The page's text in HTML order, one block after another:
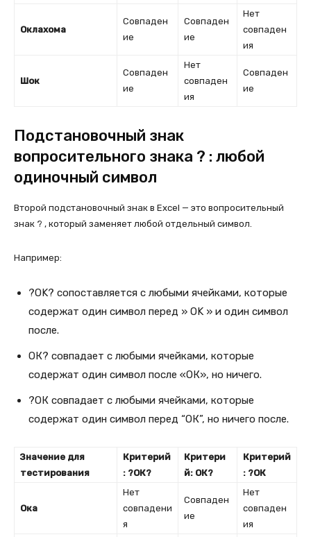
Оклахома
Совпаден
ие
Совпаден
ие
Нет
совпаден
ия
Шок
Совпаден
ие
Нет
совпаден
ия
Совпаден
ие
Подстановочный знак
вопросительного знака ? : любой
одиночный символ
Второй подстановочный знак в Excel — это вопросительный
знак ? , который заменяет любой отдельный символ.
Например:
?OK? сопоставляется с любыми ячейками, которые
содержат один символ перед » OK » и один символ
после.
ОК? совпадает с любыми ячейками, которые
содержат один символ после «ОК», но ничего.
?ОК совпадает с любыми ячейками, которые
содержат один символ перед “ОК”, но ничего после.
Значение для
тестирования
Критерий
: ?ОК?
Критери
й: ОК?
Критерий
: ?ОК
Ока
Нет
совпадени
я
Совпаден
ие
Нет
совпаден
ия